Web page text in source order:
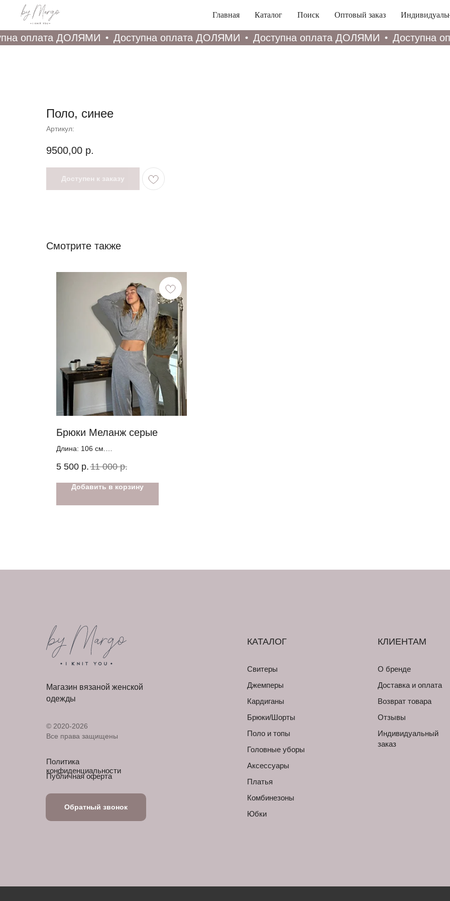
Главная Каталог Поиск Оптовый заказ
оплата ДОЛЯМИ Доступна оплата ДОЛЯМИ Доступна оплата ДОЛЯМИ Доступна
Поло, синее
Артикул:
9500,00 р.
Смотрите также
Брюки Меланж серые
Длина: 106 см.
5 500 р. 11 000 р.
Добавить в корзину
Магазин вязаной женской
одежды
© 2020-2026
Все права защищены
Обратный звонок
КЛИЕНТАМ
Доставка и оплата
Возврат товара
Отзывы
Индивидуальный
заказ
О бренде
Политика
конфиденциальности
Публичная оферта
КАТАЛОГ
Свитеры
Джемперы
Кардиганы
Брюки/Шорты
Поло и топы
Головные уборы
Аксессуары
Платья
Комбинезоны
Юбки